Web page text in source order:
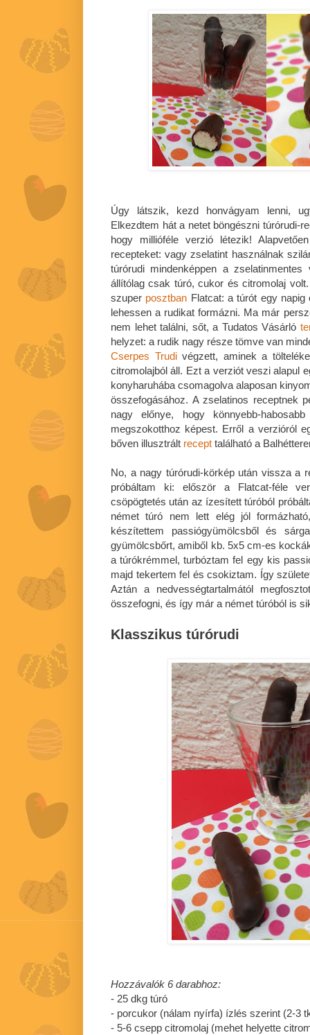
Úgy látszik, kezd honvágyam lenni,
Elkezdtem hát a netet böngészni túrórudi-
hogy millióféle verzió létezik!
recepteket: vagy zselatint használnak
túrórudi mindenképpen a
állítólag csak túró, cukor és citromolaj
szuper posztban Flatcat: a túrót egy
lehessen a rudikat formázni. Ma már
nem lehet találni, sőt, a Tudatos Vásárló
helyzet: a rudik nagy része tömve van
Cserpes Trudivégzett, aminek a
citromolajból áll. Ezt a verziót veszi alapul
konyharuhába csomagolva alaposan
összefogásához. A zselatinos receptnek
nagy előnye, hogy könnyebb-
megszokotthoz képest. Erről a verzióról
bőven illusztrált recept található a
No, a nagy túrórudi-körkép után vissza a
próbáltam ki: először a Flatcat-féle
csöpögtetés után az ízesített túróból
német túró nem lett elég jól
készítettem passiógyümölcsből és
gyümölcsbőrt, amiből kb. 5x5 cm-es
a túrókrémmel, turbóztam fel egy kis
majd tekertem fel és csokiztam. Így
Aztán a nedvességtartalmától
összefogni, és így már a német túróból is
Klasszikus túrórudi
Hozzávalók 6 darabhoz:
- 25 dkg túró
- porcukor (nálam nyírfa) ízlés szerint (2-3
- 5-6 csepp citromolaj (mehet helyette